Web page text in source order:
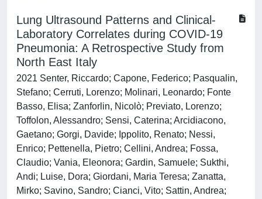
Lung Ultrasound Patterns and Clinical-
Laboratory Correlates during COVID-19
Pneumonia: A Retrospective Study from
North East Italy
2021 Senter, Riccardo; Capone, Federico; Pasqualin,
Stefano; Cerruti, Lorenzo; Molinari, Leonardo; Fonte
Basso, Elisa; Zanforlin, Nicolò; Previato, Lorenzo;
Toffolon, Alessandro; Sensi, Caterina; Arcidiacono,
Gaetano; Gorgi, Davide; Ippolito, Renato; Nessi,
Enrico; Pettenella, Pietro; Cellini, Andrea; Fossa,
Claudio; Vania, Eleonora; Gardin, Samuele; Sukthi,
Andi; Luise, Dora; Giordani, Maria Teresa; Zanatta,
Mirko; Savino, Sandro; Cianci, Vito; Sattin, Andrea;